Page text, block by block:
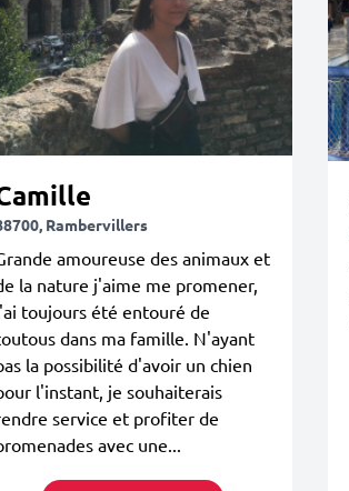
Rambervillers
amoureuse des animaux et
la nature j'aime me promener,
toujours été entouré de
dans ma famille. N'ayant
la possibilité d'avoir un chien
l'instant, je souhaiterais
service et profiter de
avec une...